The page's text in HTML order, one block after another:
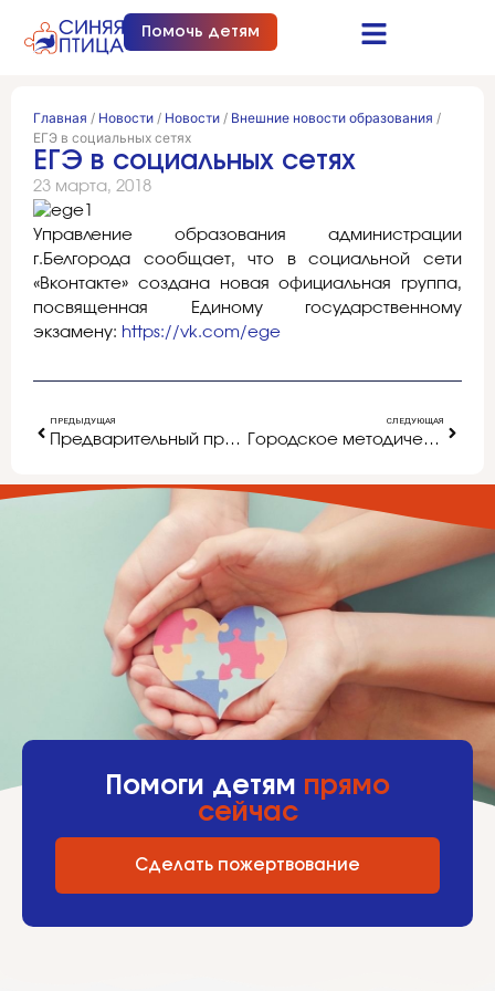
Помочь детям
Главная / Новости / Новости / Внешние новости образования /
ЕГЭ в социальных сетях
ЕГЭ в социальных сетях
23 марта, 2018
Управление образования администрации
г.Белгорода сообщает, что в социальной сети
«Вконтакте» создана новая официальная группа,
посвященная Единому государственному
экзамену: https://vk.com/ege
ПРЕДЫДУЩАЯ
Предварительный протокол муниципального этапа областной олимпиады (конкурса) по пенсионному законодательству
СЛЕДУЮЩАЯ
Городское методическое объединение для музыкальных руководителей ДОУ г. Белгорода
Помоги детям прямо
сейчас
Сделать пожертвование